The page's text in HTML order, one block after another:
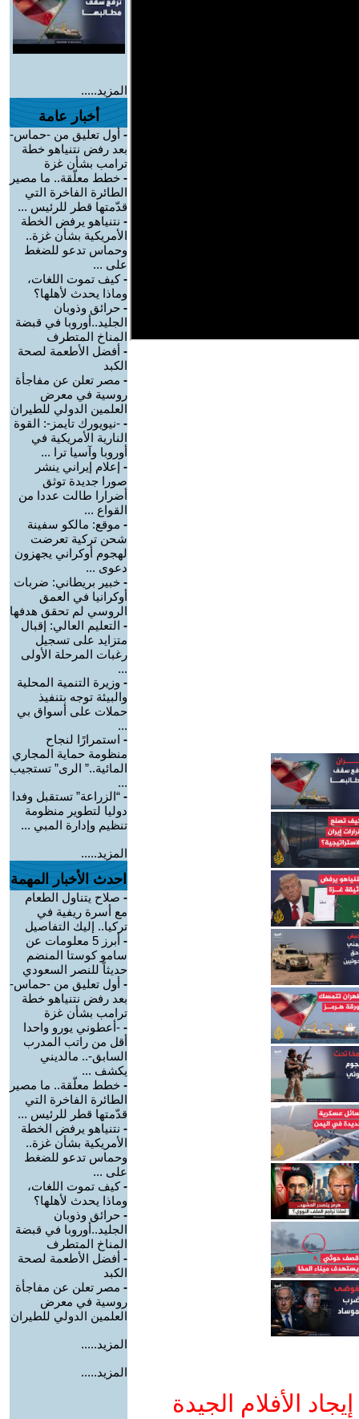
الأفلام الجيدة
المزيد.....
أخبار عامة
- أول تعليق من -حماس-
بعد رفض نتنياهو خطة
ترامب بشأن غزة
- خطط معلّقة.. ما مصير
الطائرة الفاخرة التي
قدّمتها قطر للرئيس ...
- نتنياهو يرفض الخطة
الأمريكية بشأن غزة..
وحماس تدعو للضغط
على ...
-كيف تموت اللغات،
وماذا يحدث لأهلها؟
- حرائق وذوبان
الجليد..أوروبا في قبضة
المناخ المتطرف
- أفضل الأطعمة لصحة
الكبد
- مصر تعلن عن مفاجأة
روسية في معرض
العلمين الدولي للطيران
- -نيويورك تايمز-: القوة
النارية الأمريكية في
أوروبا وآسيا ترا ...
- إعلام إيراني ينشر
صورا جديدة توثق
أضرارا طالت عددا من
القواع ...
- موقع: مالكو سفينة
شحن تركية تعرضت
لهجوم أوكراني يجهزون
دعوى ...
- خبير بريطاني: ضربات
أوكرانيا في العمق
الروسي لم تحقق هدفها
- التعليم العالي: إقبال
متزايد على تسجيل
رغبات المرحلة الأولى
...
- وزيرة التنمية المحلية
والبيئة توجه بتنفيذ
حملات على أسواق بي
...
- استمرارًا لنجاح
منظومة حماية المجاري
المائية..” الرى” تستجيب
...
- “الزراعة” تستقبل وفدا
دوليا لتطوير منظومة
تنظيم وإدارة المبي ...
المزيد.....
احدث الأخبار المهمة
- صلاح يتناول الطعام
مع أسرة ريفية في
تركيا.. إليك التفاصيل
-
أبرز 5 معلومات عن
سامو كوستا المنضم
حديثاً للنصر السعودي
- أول تعليق من -حماس-
بعد رفض نتنياهو خطة
ترامب بشأن غزة
- -أعطوني يورو واحدا
أقل من راتب المدرب
السابق-.. مالديني
يكشف ...
- خطط معلّقة.. ما مصير
الطائرة الفاخرة التي
قدّمتها قطر للرئيس ...
- نتنياهو يرفض الخطة
الأمريكية بشأن غزة..
وحماس تدعو للضغط
على ...
-كيف تموت اللغات،
وماذا يحدث لأهلها؟
- حرائق وذوبان
الجليد..أوروبا في قبضة
المناخ المتطرف
- أفضل الأطعمة لصحة
الكبد
- مصر تعلن عن مفاجأة
روسية في معرض
العلمين الدولي للطيران
المزيد.....
المزيد.....